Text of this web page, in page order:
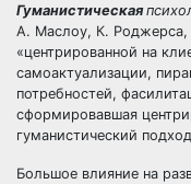
Гуманистическая
А. Маслоу, К. Роджерса,
«центрированной на
самоактуализации,
потребностей,
сформировавшая
гуманистический
Большое влияние на